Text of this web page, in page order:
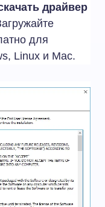
драйвер
для
Linux и Mac.